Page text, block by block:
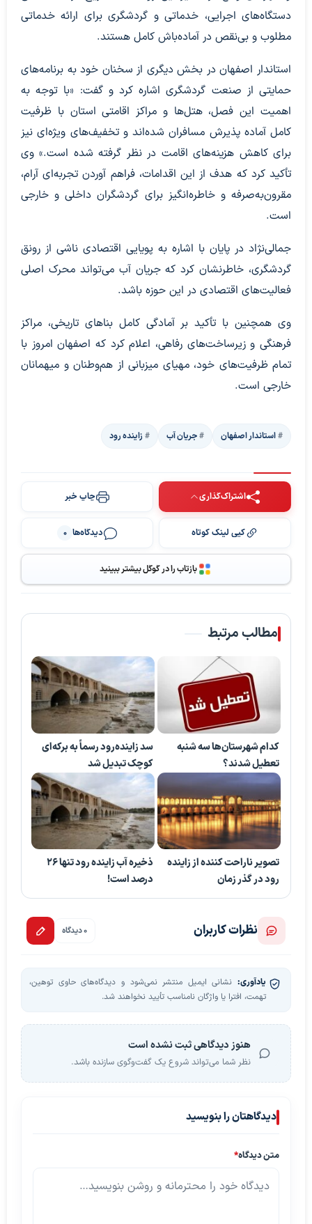
دستگاه‌های اجرایی، خدماتی و گردشگری برای ارائه خدماتی
مطلوب و بی‌نقص در آماده‌باش کامل هستند.
استاندار اصفهان در بخش دیگری از سخنان خود به برنامه‌های
حمایتی از صنعت گردشگری اشاره کرد و گفت: «با توجه به
اهمیت این فصل، هتل‌ها و مراکز اقامتی استان با ظرفیت
کامل آماده پذیرش مسافران شده‌اند و تخفیف‌های ویژه‌ای نیز
برای کاهش هزینه‌های اقامت در نظر گرفته شده است.» وی
تأکید کرد که هدف از این اقدامات، فراهم آوردن تجربه‌ای آرام،
مقرون‌به‌صرفه و خاطره‌انگیز برای گردشگران داخلی و خارجی
است.
جمالی‌نژاد در پایان با اشاره به پویایی اقتصادی ناشی از رونق
گردشگری، خاطرنشان کرد که جریان آب می‌تواند محرک اصلی
فعالیت‌های اقتصادی در این حوزه باشد.
وی همچنین با تأکید بر آمادگی کامل بناهای تاریخی، مراکز
فرهنگی و زیرساخت‌های رفاهی، اعلام کرد که اصفهان امروز با
تمام ظرفیت‌های خود، مهیای میزبانی از هم‌وطنان و میهمانان
خارجی است.
استاندار اصفهان جریان آب زاینده رود
اشتراک‌گذاری چاپ خبر
کپی لینک کوتاه دیدگاه‌ها 0
بازتاب را در گوگل بیشتر ببینید
مطالب مرتبط
کدام شهرستان‌ها سه شنبه
تعطیل شدند؟
سد زاینده‌رود رسماً به برکه‌ای
کوچک تبدیل شد
تصویر ناراحت کننده از زاینده
رود در گذر زمان
ذخیره آب زاینده رود تنها 26
درصد است!
نظرات کاربران 0 دیدگاه
یادآوری: نشانی ایمیل منتشر نمی‌شود و دیدگاه‌های حاوی توهین،
تهمت، افترا یا واژگان نامناسب تأیید نخواهند شد.
هنوز دیدگاهی ثبت نشده است
نظر شما می‌تواند شروع یک گفت‌وگوی سازنده باشد.
دیدگاهتان را بنویسید
متن دیدگاه*